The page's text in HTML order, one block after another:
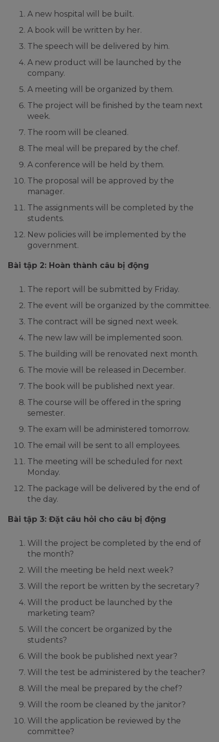
A new hospital will be built.
A book will be written by her.
The speech will be delivered by him.
A new product will be launched by the
company.
A meeting will be organized by them.
The project will be finished by the team next
week.
The room will be cleaned.
The meal will be prepared by the chef.
A conference will be held by them.
The proposal will be approved by the
manager.
The assignments will be completed by the
students.
New policies will be implemented by the
government.
Bài tập 2: Hoàn thành câu bị động
The report will be submitted by Friday.
The event will be organized by the committee.
The contract will be signed next week.
The new law will be implemented soon.
The building will be renovated next month.
The movie will be released in December.
The book will be published next year.
The course will be offered in the spring
semester.
The exam will be administered tomorrow.
The email will be sent to all employees.
The meeting will be scheduled for next
Monday.
The package will be delivered by the end of
the day.
Bài tập 3: Đặt câu hỏi cho câu bị động
Will the project be completed by the end of
the month?
Will the meeting be held next week?
Will the report be written by the secretary?
Will the product be launched by the
marketing team?
Will the concert be organized by the
students?
Will the book be published next year?
Will the test be administered by the teacher?
Will the meal be prepared by the chef?
Will the room be cleaned by the janitor?
Will the application be reviewed by the
committee?